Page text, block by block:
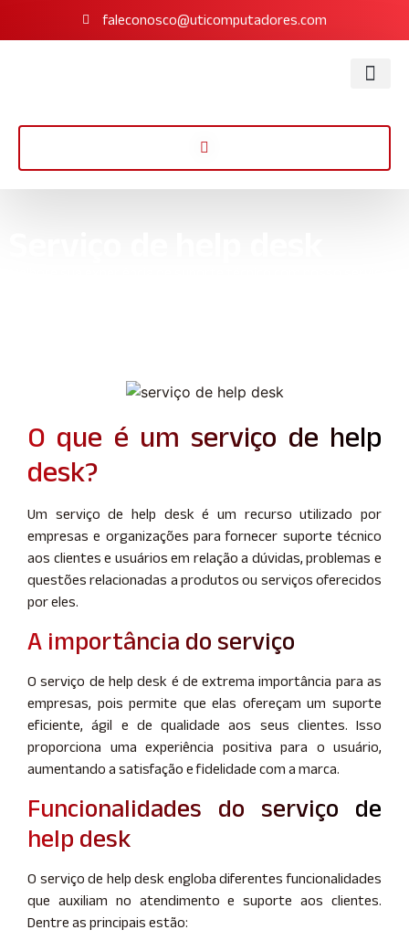
faleconosco@uticomputadores.com
O que é um serviço de help
desk?
Um serviço de help desk é um recurso utilizado por
empresas e organizações para fornecer suporte técnico
aos clientes e usuários em relação a dúvidas, problemas e
questões relacionadas a produtos ou serviços oferecidos
por eles.
A importância do serviço
O serviço de help desk é de extrema importância para as
empresas, pois permite que elas ofereçam um suporte
eficiente, ágil e de qualidade aos seus clientes. Isso
proporciona uma experiência positiva para o usuário,
aumentando a satisfação e fidelidade com a marca.
Funcionalidades do serviço de
help desk
O serviço de help desk engloba diferentes funcionalidades
que auxiliam no atendimento e suporte aos clientes.
Dentre as principais estão: